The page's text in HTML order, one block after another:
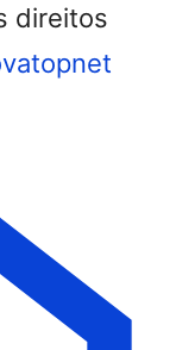
direitos